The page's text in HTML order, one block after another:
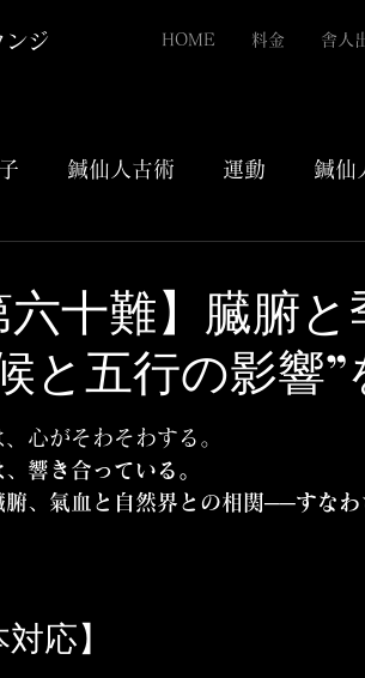
ンジ HOME 料金 舎人
鍼仙人古術 運動 鍼仙
十難】臓腑
と五行の影響”
心がそわそわする。
響き合っている。
腑、氣血と自然界との相関──すなわ
応】